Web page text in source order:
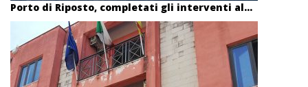
Porto di Riposto, completati gli interventi al...